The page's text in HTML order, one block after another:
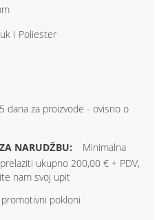
I Poliester
dana za proizvode - ovisno o
Minimalna
ukupno 200,00 € + PDV,
nam svoj upit
pokloni